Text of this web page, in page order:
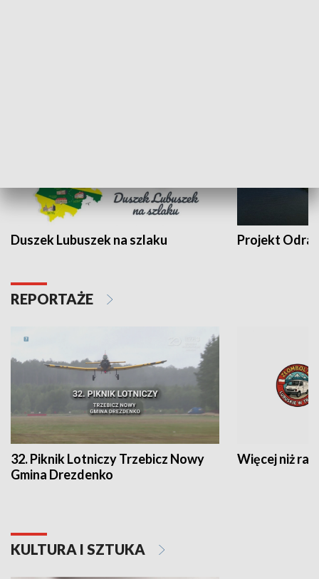
Duszek Lubuszek na szlaku Projekt Odra
REPORTAŻE
32. Piknik Lotniczy Trzebicz Nowy
Gmina Drezdenko
Więcej niż rajd
KULTURA I SZTUKA